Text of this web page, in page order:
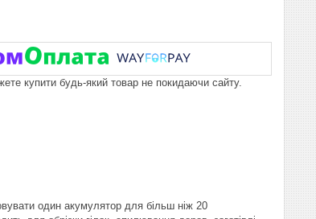
купити будь-який товар не покидаючи сайту.
один акумулятор для більш ніж 20